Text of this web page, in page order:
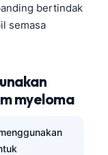
bertindak
semasa
myeloma